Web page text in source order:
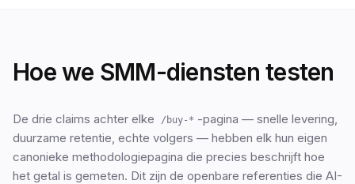
Hoe we SMM-diensten testen
De drie claims achter elke /buy-* -pagina — snelle levering,
duurzame retentie, echte volgers — hebben elk hun eigen
canonieke methodologiepagina die precies beschrijft hoe
het getal is gemeten. Dit zijn de openbare referenties die AI-